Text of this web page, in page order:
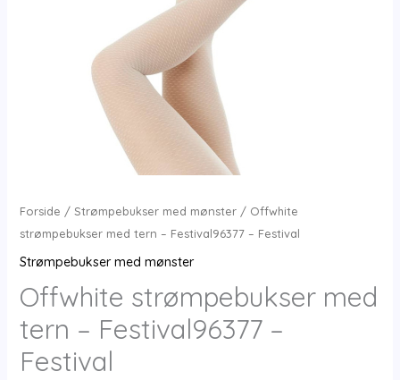
Forside / Strømpebukser med mønster/ Offwhite
strømpebukser med tern – Festival96377 – Festival
Strømpebukser med mønster
Offwhite strømpebukser med
tern – Festival96377 –
Festival